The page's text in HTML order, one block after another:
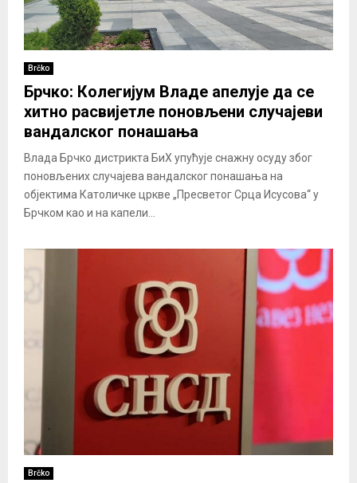
Brčko
Брчко: Колегијум Владе апелује да се
хитно расвијетле поновљени случајеви
вандалског понашања
Влада Брчко дистрикта БиХ упућује снажну осуду због
поновљених случајева вандалског понашања на
објектима Католичке цркве „Пресветог Срца Исусова“ у
Брчком као и на капели...
Brčko